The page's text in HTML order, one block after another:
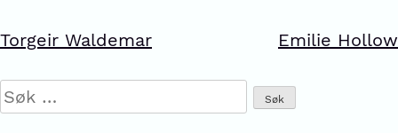
Torgeir Waldemar Emilie Hollow